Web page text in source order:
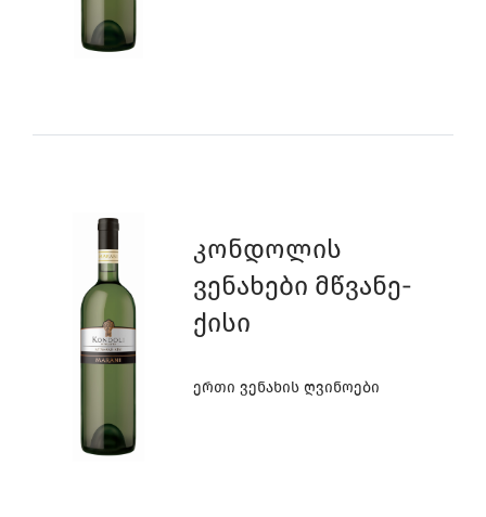
Კონდოლის
Ვენახები Მწვანე-
Ქისი
Ერთი Ვენახის Ღვინოები